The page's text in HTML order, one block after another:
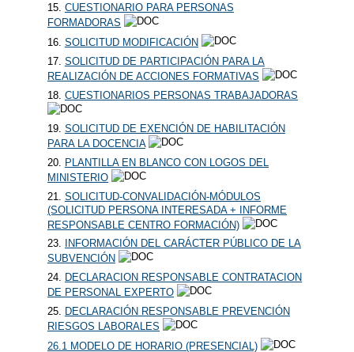
15. CUESTIONARIO PARA PERSONAS
FORMADORAS
16. SOLICITUD MODIFICACIÓN
17. SOLICITUD DE PARTICIPACIÓN PARA LA
REALIZACIÓN DE ACCIONES FORMATIVAS
18. CUESTIONARIOS PERSONAS TRABAJADORAS
19. SOLICITUD DE EXENCIÓN DE HABILITACIÓN
PARA LA DOCENCIA
20. PLANTILLA EN BLANCO CON LOGOS DEL
MINISTERIO
21. SOLICITUD-CONVALIDACIÓN-MÓDULOS
(SOLICITUD PERSONA INTERESADA + INFORME
RESPONSABLE CENTRO FORMACIÓN)
23.
INFORMACIÓN DEL CARÁCTER PÚBLICO DE LA
SUBVENCIÓN
24.
DECLARACION RESPONSABLE CONTRATACION
DE PERSONAL EXPERTO
25. DECLARACIÓN RESPONSABLE PREVENCIÓN
RIESGOS LABORALES
26.1 MODELO DE HORARIO (PRESENCIAL)